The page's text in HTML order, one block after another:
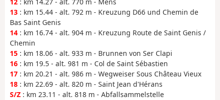
12 : km 14.27 - alt. 770 m - Mens
13 : km 15.44 - alt. 792 m - Kreuzung D66 und Chemin de
Bas Saint Genis
14 : km 16.74 - alt. 904 m - Kreuzung Route de Saint Genis /
Chemin
15 : km 18.06 - alt. 933 m - Brunnen von Ser Clapi
16 : km 19.5 - alt. 981 m - Col de Saint Sébastien
17 : km 20.21 - alt. 986 m - Wegweiser Sous Château Vieux
18 : km 22.69 - alt. 820 m - Saint Jean d'Hérans
S/Z : km 23.11 - alt. 818 m - Abfallsammelstelle